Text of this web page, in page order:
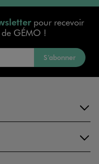
pour recevoir
de GÉMO !
S’abonner